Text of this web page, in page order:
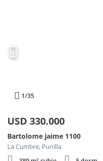
1/35
USD 330.000
Bartolome jaime 1100
La Cumbre, Punilla